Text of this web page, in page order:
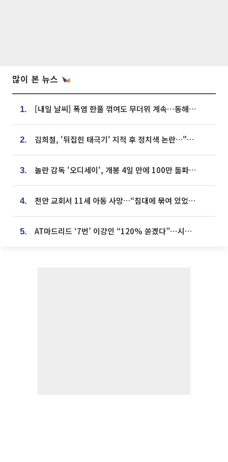
많이 본 뉴스
1. [내일 날씨] 폭염 한풀 꺾여도 무더위 계속⋯동해안 이틀 연속 비
2. 김희철, '뒤집힌 태극기' 지적 후 정치색 논란…"좌우 떠나 우리나라 국기"
3. 놀란 감독 '오디세이', 개봉 4일 만에 100만 돌파⋯'왕사남' 보다 빠르다
4. 천안 교회서 11세 아동 사망…“침대에 묶여 있었다” 진술 확보
5. AT마드리드 ‘7번’ 이강인 “120% 쏟겠다”⋯시메오네 감독 “필요한 선수”